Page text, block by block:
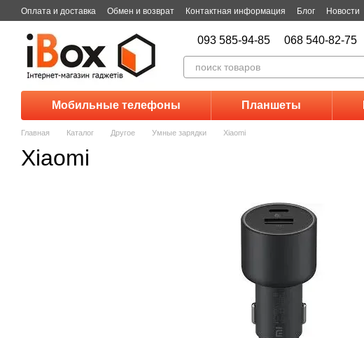
Перейти к основному контенту
Оплата и доставка Обмен и возврат Контактная информация Блог Новости
093 585-94-85 068 540-82-75
Мобильные телефоны Планшеты
Главная Каталог Другое Умные зарядки Xiaomi
Xiaomi